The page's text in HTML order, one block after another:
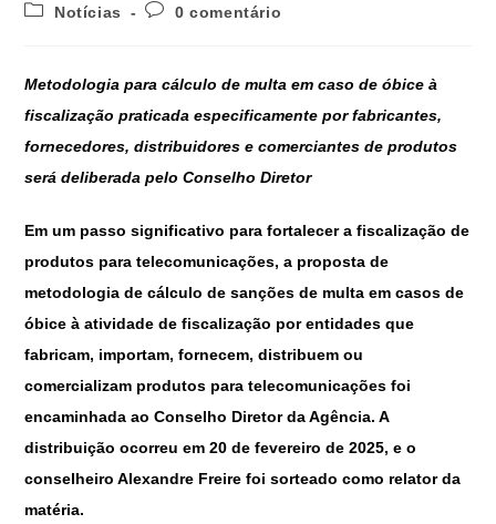
Notícias
0 comentário
Metodologia para cálculo de multa em caso de óbice à
fiscalização praticada especificamente por fabricantes,
fornecedores, distribuidores e comerciantes de produtos
será deliberada pelo Conselho Diretor
Em um passo significativo para fortalecer a fiscalização de
produtos para telecomunicações, a proposta de
metodologia de cálculo de sanções de multa em casos de
óbice à atividade de fiscalização por entidades que
fabricam, importam, fornecem, distribuem ou
comercializam produtos para telecomunicações foi
encaminhada ao Conselho Diretor da Agência. A
distribuição ocorreu em 20 de fevereiro de 2025, e o
conselheiro Alexandre Freire foi sorteado como relator da
matéria.